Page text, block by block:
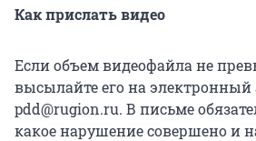
Как прислать видео
Если объем видеофайла не
высылайте его на электронный
pdd@rugion.ru. В письме
какое нарушение совершено и